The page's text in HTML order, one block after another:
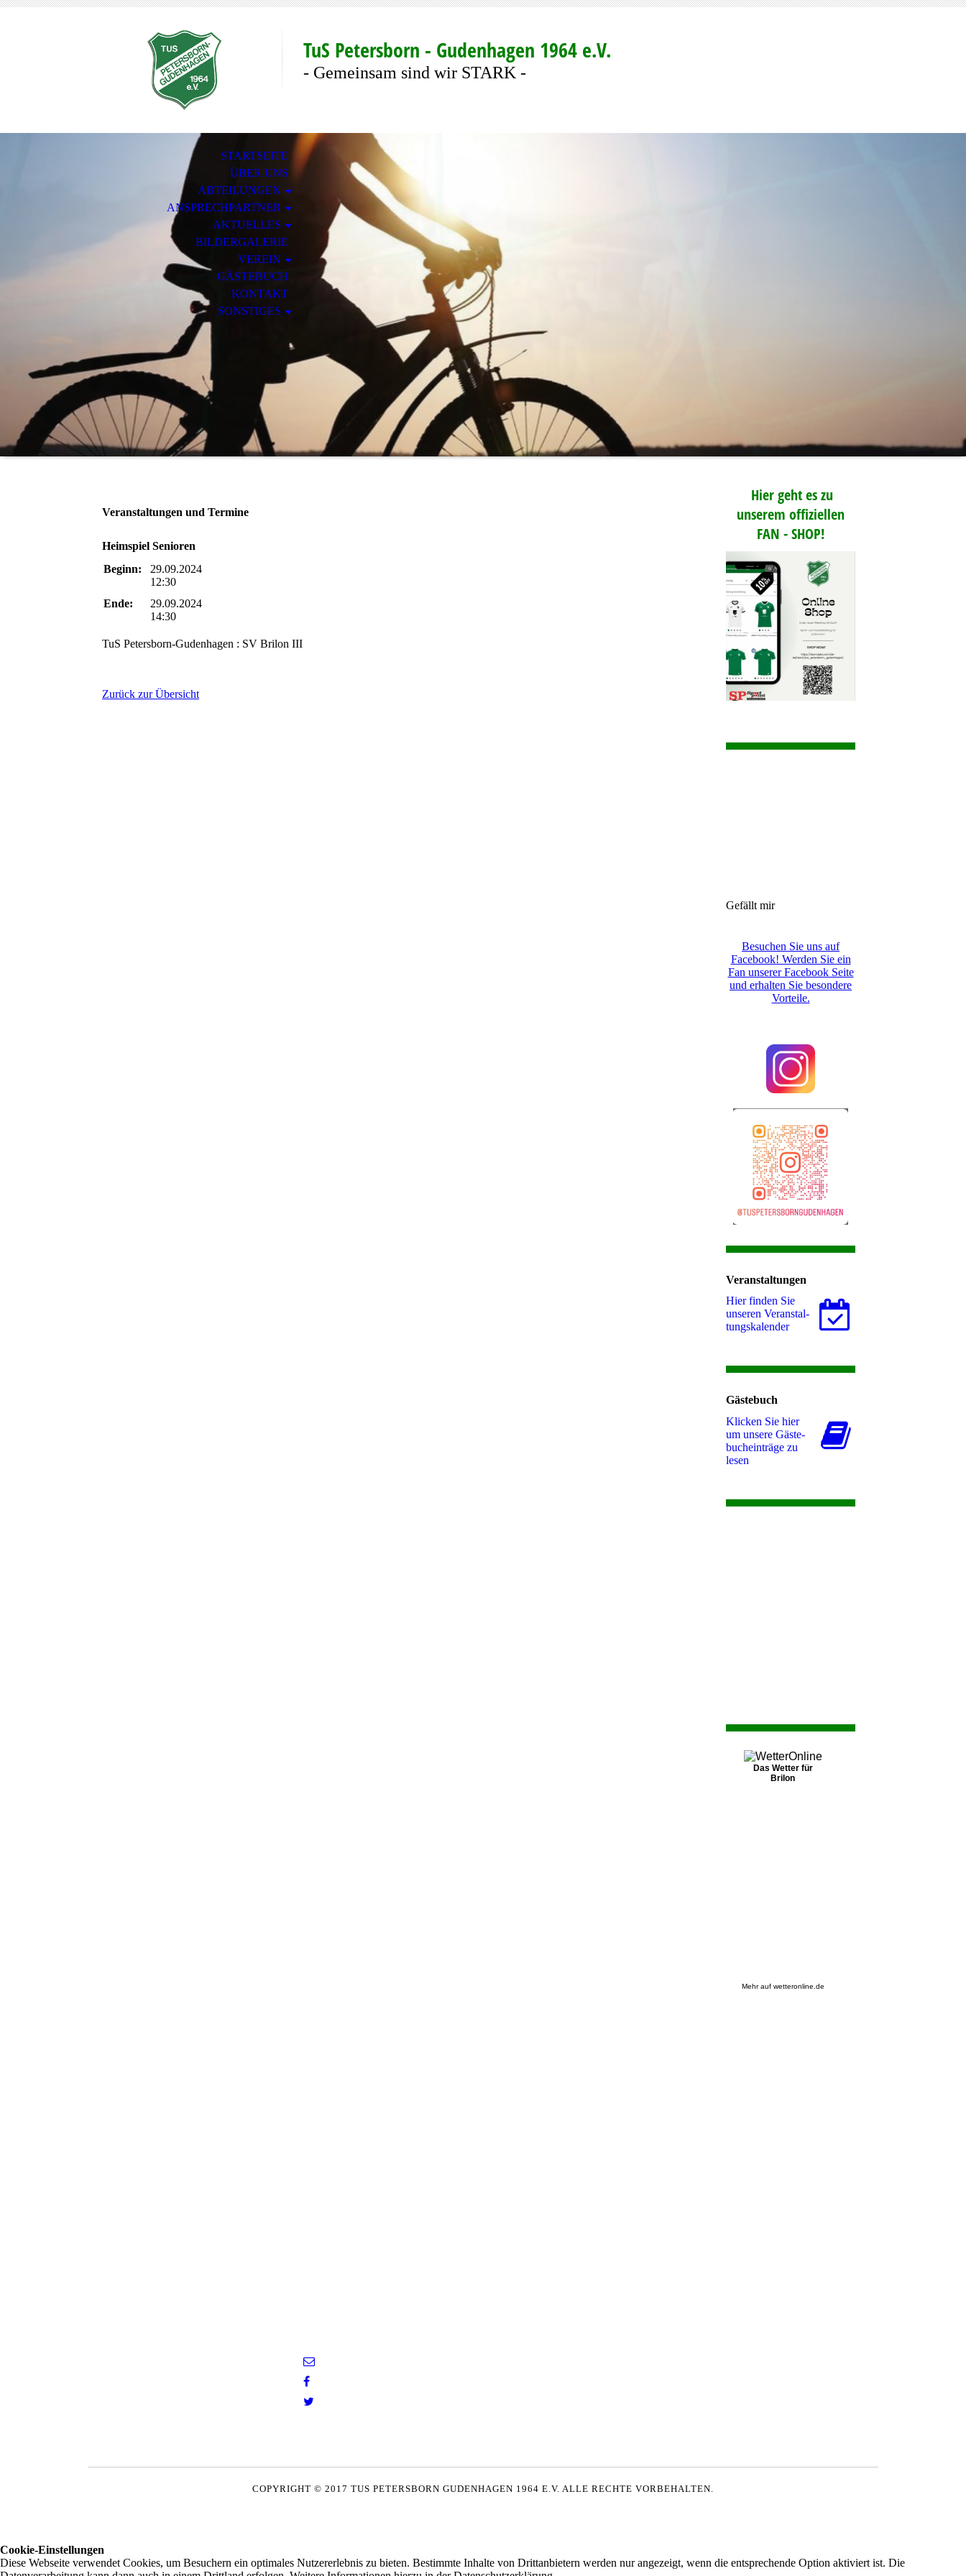
TuS Petersborn - Gudenhagen 1964 e.V.
- Gemeinsam sind wir STARK -
STARTSEITE
ÜBER UNS
ABTEILUNGEN
ANSPRECHPARTNER
AKTUELLES
BILDERGALERIE
VEREIN
GÄSTEBUCH
KONTAKT
SONSTIGES
Veranstaltungen und Termine
Heimspiel Senioren
Beginn:
29.09.2024
12:30
Ende:
29.09.2024
14:30
TuS Petersborn-Gudenhagen : SV Brilon III
Zurück zur Übersicht
Hier geht es zu
unserem offiziellen
FAN - SHOP!
Gefällt mir
Besuchen Sie uns auf
Facebook! Werden Sie ein
Fan unserer Facebook Seite
und erhalten Sie besondere
Vorteile.
Veranstaltungen
Hier finden Sie
unseren Ver­an­stal­
tungs­ka­len­der
Gästebuch
Klicken Sie hier
um unsere Gäs­te­
buch­ein­trä­ge zu
lesen
COPYRIGHT © 2017 TUS PETERSBORN GUDENHAGEN 1964 E.V. ALLE RECHTE VORBEHALTEN.
Cookie-Einstellungen
Diese Webseite verwendet Cookies, um Besuchern ein optimales Nutzererlebnis zu bieten. Bestimmte Inhalte von Drittanbietern werden nur angezeigt, wenn die entsprechende Option aktiviert ist. Die